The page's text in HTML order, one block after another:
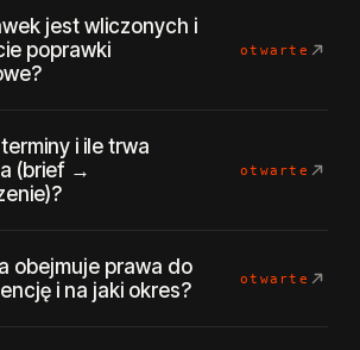
jest wliczonych i
poprawki
otwarte
i ile trwa
(brief →
otwarte
obejmuje prawa do
i na jaki okres?
otwarte